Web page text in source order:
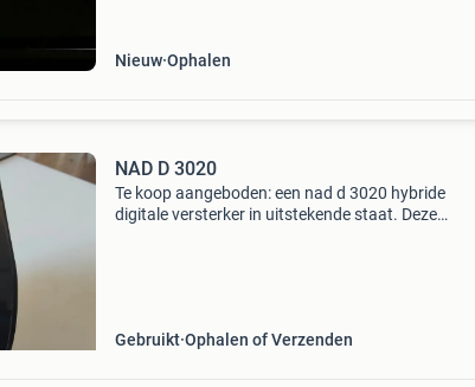
Nieuw Ophalen
NAD D 3020
Te koop aangeboden: een nad d 3020 hybride
digitale versterker in uitstekende staat. Deze
Gebruikt Ophalen of Verzenden